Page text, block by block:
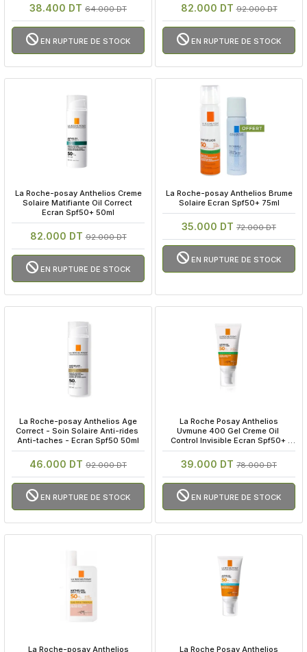
38.400 DT 64.000 DT
EN RUPTURE DE STOCK
82.000 DT92.000 DT
EN RUPTURE DE STOCK
La Roche-posay Anthelios Creme
Solaire Matifiante Oil Correct
Ecran Spf50+ 50ml
82.000 DT92.000 DT
EN RUPTURE DE STOCK
La Roche-posay Anthelios Brume
Solaire Ecran Spf50+ 75ml
35.000 DT 72.000 DT
EN RUPTURE DE STOCK
La Roche-posay Anthelios Age
Correct - Soin Solaire Anti-rides
Anti-taches - Ecran Spf50 50ml
46.000 DT 92.000 DT
EN RUPTURE DE STOCK
La Roche Posay Anthelios
Uvmune 400 Gel Creme Oil
Control Invisible Ecran Spf50+
50ml
39.000 DT 78.000 DT
EN RUPTURE DE STOCK
La Roche-posay Anthelios La Roche Posay Anthelios